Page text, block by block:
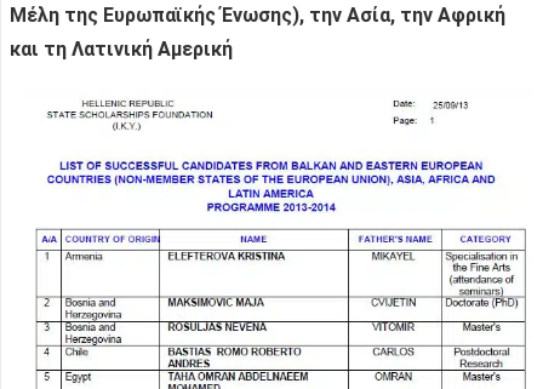
Μέλη της Ευρωπαϊκής Ένωσης), την Ασία, την Αφρική
και τη Λατινική Αμερική